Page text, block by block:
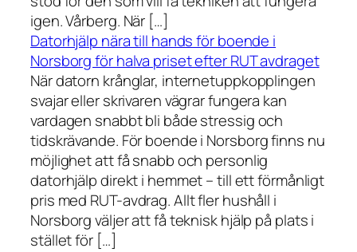
igen. Vårberg. När […]
Datorhjälp nära till hands för boende i
Norsborg för halva priset efter RUT avdraget
När datorn krånglar, internetuppkopplingen
svajar eller skrivaren vägrar fungera kan
vardagen snabbt bli både stressig och
tidskrävande. För boende i Norsborg finns nu
möjlighet att få snabb och personlig
datorhjälp direkt i hemmet – till ett förmånligt
pris med RUT-avdrag. Allt fler hushåll i
Norsborg väljer att få teknisk hjälp på plats i
stället för […]